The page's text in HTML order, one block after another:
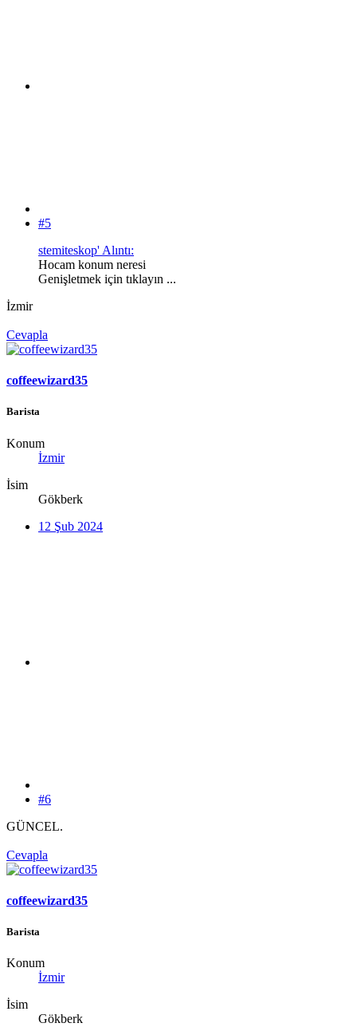
#5
stemiteskop' Alıntı:
Hocam konum neresi
Genişletmek için tıklayın ...
İzmir
Cevapla
coffeewizard35
Barista
Konum
İzmir
İsim
Gökberk
12 Şub 2024
#6
GÜNCEL.
Cevapla
coffeewizard35
Barista
Konum
İzmir
İsim
Gökberk